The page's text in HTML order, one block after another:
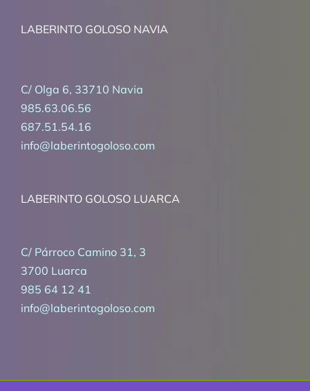
LABERINTO GOLOSO NAVIA
C/ Olga 6, 33710 Navia
985.63.06.56
687.51.54.16
info@laberintogoloso.com
LABERINTO GOLOSO LUARCA
C/ Párroco Camino 31, 3
3700 Luarca
985 64 12 41
info@laberintogoloso.com